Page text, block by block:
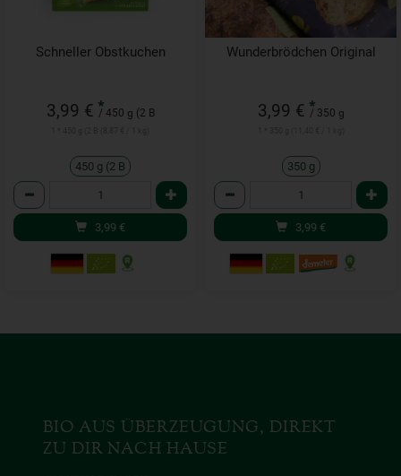
Schneller Obstkuchen
3,99 € *
/ 450 g (2 B
450 g (2 B
Anzahl
3,99 €
Wunderbrödchen Original
3,99 € *
/ 350 g
350 g
Anzahl
3,99 €
BIO AUS ÜBERZEUGUNG, DIREKT
ZU DIR NACH HAUSE